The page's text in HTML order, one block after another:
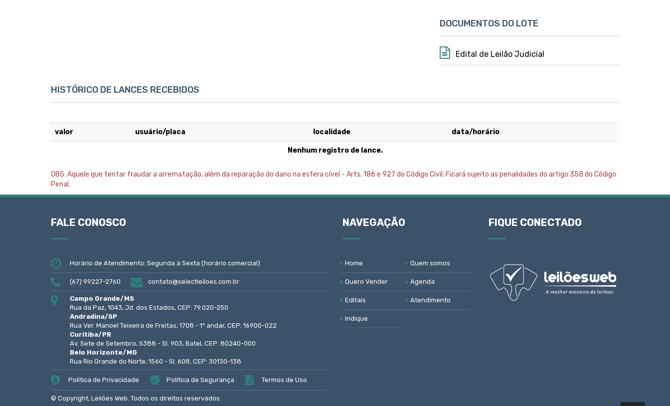
DOCUMENTOS DO LOTE
Edital de Leilão Judicial
HISTÓRICO DE LANCES RECEBIDOS
valor usuário/placa localidade data/horário
Nenhum registro de lance.
OBS: Aquele que tentar fraudar a arrematação, além da reparação do dano na esfera cível - Arts. 186 e 927 do Código Civil. Ficará sujeito as penalidades do artigo 358 do Código
Penal.
FALE CONOSCO
Horário de Atendimento: Segunda à Sexta (horário comercial)
(67) 99227-2760 contato@selectleiloes.com.br
Campo Grande/MS
Rua da Paz, 1043, Jd. dos Estados, CEP: 79.020-250
Andradina/SP
Rua Ver. Manoel Teixeira de Freitas, 1708 - 1º andar, CEP: 16900-022
Curitiba/PR
Av. Sete de Setembro, 5388 - Sl. 903, Batel, CEP: 80240-000
Belo Horizonte/MG
Rua Rio Grande do Norte, 1560 - Sl. 608, CEP: 30130-138
Política de Privacidade Política de Segurança Termos de Uso
© Copyright, Leilões Web. Todos os direitos reservados.
NAVEGAÇÃO
Home Quem somos
Quero Vender Agenda
Editais Atendimento
Indique
FIQUE CONECTADO